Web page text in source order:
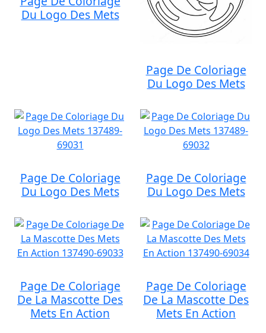
Du Logo Des Mets
Page De Coloriage
Du Logo Des Mets
Page De Coloriage
Du Logo Des Mets
Page De Coloriage
Du Logo Des Mets
Page De Coloriage
De La Mascotte Des
Mets En Action
Page De Coloriage
De La Mascotte Des
Mets En Action